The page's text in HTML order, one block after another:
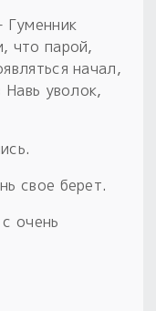
Гуменник
что парой,
начал,
уволок,
свое берет.
очень